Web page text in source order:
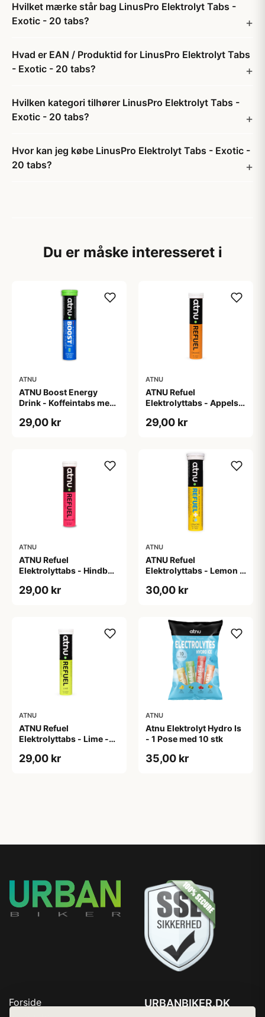
Hvilket mærke står bag LinusPro Elektrolyt Tabs -
Exotic - 20 tabs?
Hvad er EAN / Produktid for LinusPro Elektrolyt Tabs
- Exotic - 20 tabs?
Hvilken kategori tilhører LinusPro Elektrolyt Tabs -
Exotic - 20 tabs?
Hvor kan jeg købe LinusPro Elektrolyt Tabs - Exotic -
20 tabs?
Du er måske interesseret i
ATNU
ATNU Boost Energy
Drink - Koffeintabs med
tabs
29,00 kr
ATNU
ATNU Refuel
Elektrolyttabs - Appelsin
29,00 kr
ATNU
ATNU Refuel
Elektrolyttabs - Hindbær
29,00 kr
ATNU
ATNU Refuel
Elektrolyttabs - Lemon -
30,00 kr
ATNU
ATNU Refuel
Elektrolyttabs - Lime -
29,00 kr
ATNU
Atnu Elektrolyt Hydro Is
- 1 Pose med 10 stk
35,00 kr
Forside
URBANBIKER.DK